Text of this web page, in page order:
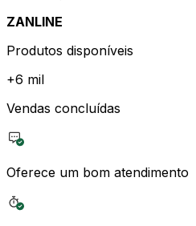
ZANLINE
Produtos disponíveis
+6 mil
Vendas concluídas
Oferece um bom atendimento